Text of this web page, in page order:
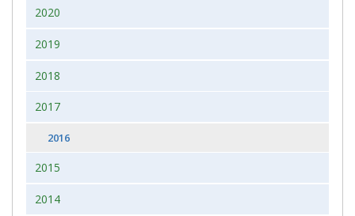
2020
2019
2018
2017
2016
2015
2014